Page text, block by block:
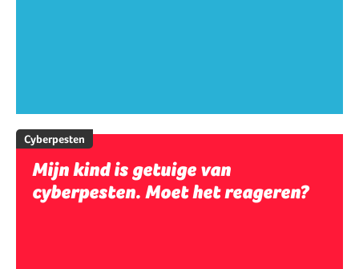
Cyberpesten
Mijn kind is getuige van
cyberpesten. Moet het reageren?